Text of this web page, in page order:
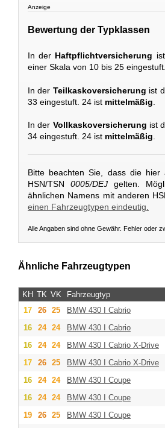
Anzeige
Bewertung der Typklassen
In der Haftpflichtversicherung
einer Skala von 10 bis 25
In der Teilkaskoversicherung ist
33 eingestuft. 24 ist mittelmäßig
In der Vollkaskoversicherung ist
34 eingestuft. 24 ist mittelmäßig.
Bitte beachten Sie, dass die
HSN/TSN 0005/DEJ gelten.
ähnlichen Namens mit anderen
einen Fahrzeugtypen eindeutig.
Alle Angaben sind ohne Gewähr. Fehler oder
Ähnliche Fahrzeugtypen
KH TK VK Fahrzeugtyp
17
26 25 BMW 430 I Cabrio
16
24 24 BMW 430 I Cabrio
16
24 24 BMW 430 I Cabrio X-Drive
17
26 25 BMW 430 I Cabrio X-Drive
16
24 24 BMW 430 I Coupe
16
24 24 BMW 430 I Coupe
19
26 25 BMW 430 I Coupe